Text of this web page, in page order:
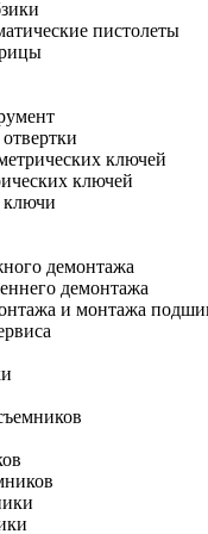
пистолеты
ключей
ключей
ключи
демонтажа
демонтажа
и монтажа